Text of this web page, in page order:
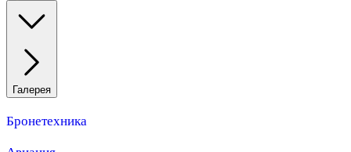
Галерея
Бронетехника